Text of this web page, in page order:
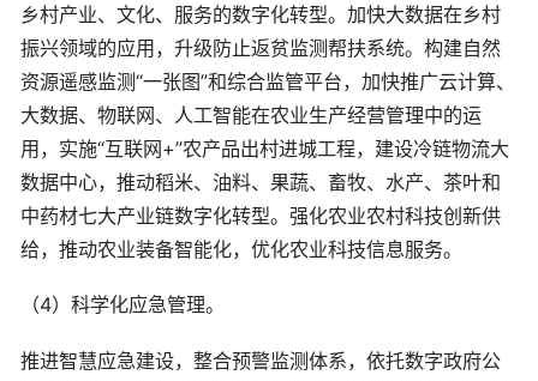
乡村产业、文化、服务的数字化转型。加快大数据在乡村
振兴领域的应用，升级防止返贫监测帮扶系统。构建自然
资源遥感监测“一张图”和综合监管平台，加快推广云计算、
大数据、物联网、人工智能在农业生产经营管理中的运
用，实施“互联网+”农产品出村进城工程，建设冷链物流大
数据中心，推动稻米、油料、果蔬、畜牧、水产、茶叶和
中药材七大产业链数字化转型。强化农业农村科技创新供
给，推动农业装备智能化，优化农业科技信息服务。
（4）科学化应急管理。
推进智慧应急建设，整合预警监测体系，依托数字政府公